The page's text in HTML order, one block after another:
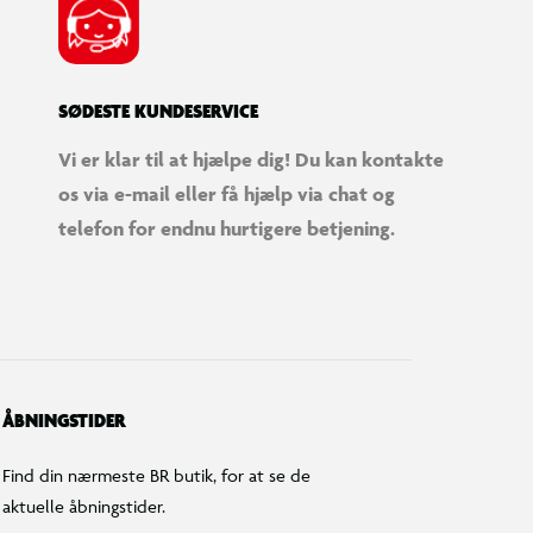
SØDESTE KUNDESERVICE
Vi er klar til at hjælpe dig! Du kan kontakte
os via e-mail eller få hjælp via chat og
telefon for endnu hurtigere betjening.
ÅBNINGSTIDER
Find din nærmeste BR butik, for at se de
aktuelle åbningstider.